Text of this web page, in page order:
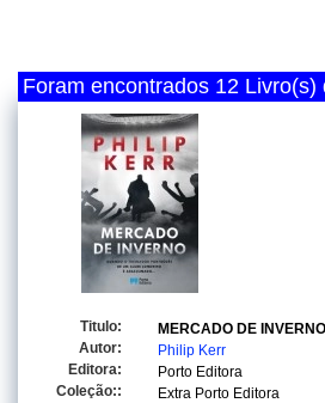
Foram encontrados 12
Titulo:
MERCADO DE INVERNO
Autor:
Philip Kerr
Editora:
Porto Editora
Coleção::
Extra Porto Editora